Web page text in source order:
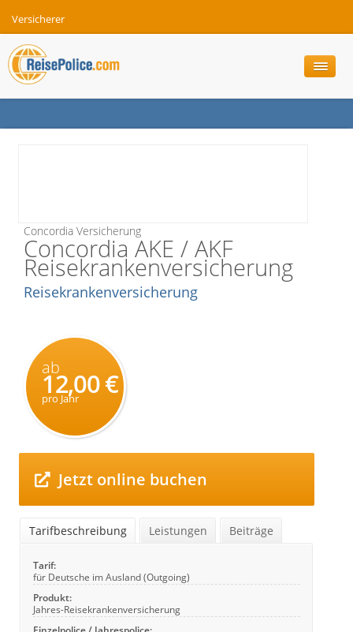
Versicherer
Concordia Versicherung
Concordia AKE / AKF
Reisekrankenversicherung
Reisekrankenversicherung
ab
12,00 €
pro Jahr
Jetzt online buchen
Tarifbeschreibung Leistungen Beiträge
Tarif:
für Deutsche im Ausland (Outgoing)
Produkt:
Jahres-Reisekrankenversicherung